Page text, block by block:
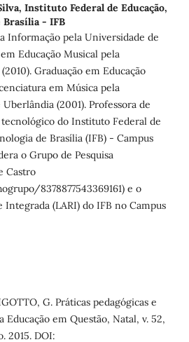
Instituto Federal de Educação,
Brasília - IFB
Informação pela Universidade de
Educação Musical pela
Graduação em Educação
em Música pela
(2001). Professora de
do Instituto Federal de
de Brasília (IFB) - Campus
o Grupo de Pesquisa
Castro
8378877543369161) e o
Integrada (LARI) do IFB no Campus
G. Práticas pedagógicas e
em Questão, Natal, v. 52,
2015. DOI: